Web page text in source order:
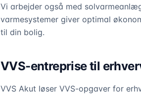
Vi arbejder også med
varmesystemer giver optimal
til din bolig.
VVS-entreprise til
VVS Akut løser VVS-opgaver for